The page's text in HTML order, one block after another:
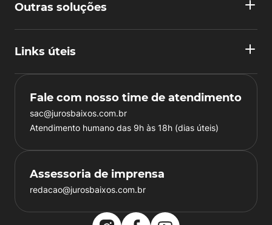
Outras soluções
Links úteis
Fale com nosso time de atendimento
sac@jurosbaixos.com.br
Atendimento humano das 9h às 18h (dias úteis)
Assessoria de imprensa
redacao@jurosbaixos.com.br